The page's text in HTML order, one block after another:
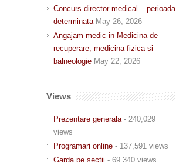
Concurs director medical – perioada
determinata May 26, 2026
Angajam medic in Medicina de
recuperare, medicina fizica si
balneologie May 22, 2026
Views
Prezentare generala- 240,029
views
Programari online - 137,591 views
Garda pe sectii - 69,340 views